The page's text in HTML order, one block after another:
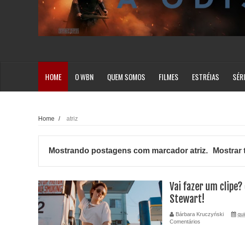
HOME O WBN QUEM SOMOS FILMES ESTRÉIAS
Home / atriz
Mostrando postagens com marcador atriz. Mostrar
Vai fazer um
Stewart!
Bárbara Kruczyński
Comentários